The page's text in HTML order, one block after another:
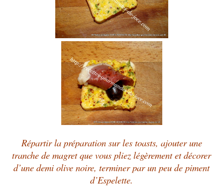
Répartir la préparation sur les toasts, ajouter une
tranche de magret que vous pliez légèrement et décorer
d’une demi olive noire, terminer par un peu de piment
d’Espelette.